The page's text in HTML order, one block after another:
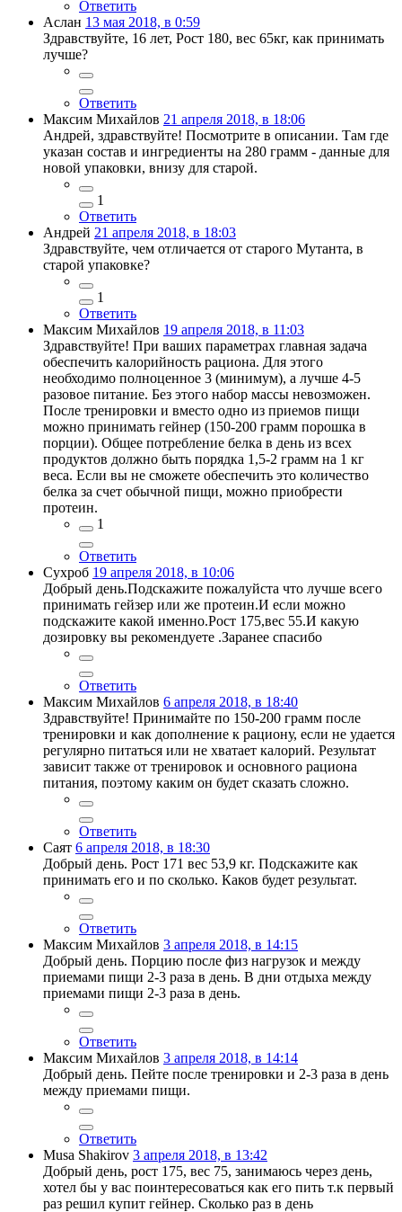
Ответить
Аслан 13 мая 2018, в 0:59
Здравствуйте, 16 лет, Рост 180, вес 65кг, как принимать
лучше?
Ответить
Максим Михайлов 21 апреля 2018, в 18:06
Андрей, здравствуйте! Посмотрите в описании. Там где
указан состав и ингредиенты на 280 грамм - данные для
новой упаковки, внизу для старой.
1
Ответить
Андрей 21 апреля 2018, в 18:03
Здравствуйте, чем отличается от старого Мутанта, в
старой упаковке?
1
Ответить
Максим Михайлов 19 апреля 2018, в 11:03
Здравствуйте! При ваших параметрах главная задача
обеспечить калорийность рациона. Для этого
необходимо полноценное 3 (минимум), а лучше 4-5
разовое питание. Без этого набор массы невозможен.
После тренировки и вместо одно из приемов пищи
можно принимать гейнер (150-200 грамм порошка в
порции). Общее потребление белка в день из всех
продуктов должно быть порядка 1,5-2 грамм на 1 кг
веса. Если вы не сможете обеспечить это количество
белка за счет обычной пищи, можно приобрести
протеин.
1
Ответить
Сухроб 19 апреля 2018, в 10:06
Добрый день.Подскажите пожалуйста что лучше всего
принимать гейзер или же протеин.И если можно
подскажите какой именно.Рост 175,вес 55.И какую
дозировку вы рекомендуете .Заранее спасибо
Ответить
Максим Михайлов 6 апреля 2018, в 18:40
Здравствуйте! Принимайте по 150-200 грамм после
тренировки и как дополнение к рациону, если не удается
регулярно питаться или не хватает калорий. Результат
зависит также от тренировок и основного рациона
питания, поэтому каким он будет сказать сложно.
Ответить
Саят 6 апреля 2018, в 18:30
Добрый день. Рост 171 вес 53,9 кг. Подскажите как
принимать его и по сколько. Каков будет результат.
Ответить
Максим Михайлов 3 апреля 2018, в 14:15
Добрый день. Порцию после физ нагрузок и между
приемами пищи 2-3 раза в день. В дни отдыха между
приемами пищи 2-3 раза в день.
Ответить
Максим Михайлов 3 апреля 2018, в 14:14
Добрый день. Пейте после тренировки и 2-3 раза в день
между приемами пищи.
Ответить
Musa Shakirov 3 апреля 2018, в 13:42
Добрый день, рост 175, вес 75, занимаюсь через день,
хотел бы у вас поинтересоваться как его пить т.к первый
раз решил купит гейнер. Сколько раз в день